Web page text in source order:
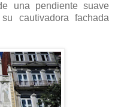
una pendiente suave
cautivadora fachada